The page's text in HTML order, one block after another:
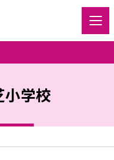
小学校